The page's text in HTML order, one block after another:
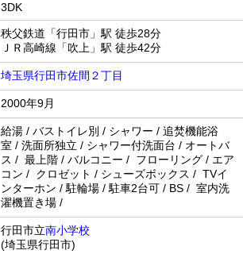
3DK
秩父鉄道「行田市」駅 徒歩28分
ＪＲ高崎線「吹上」駅 徒歩42分
埼玉県行田市佐間２丁目
2000年9月
給湯 / バストイレ別 / シャワー / 追焚機能浴
室 / 洗面所独立 / シャワー付洗面台 / オートバ
ス / 最上階 / バルコニー / フローリング / エア
コン / クロゼット / シューズボックス / TVイ
ンターホン / 駐輪場 / 駐車2台可 / BS / 室内洗
濯機置き場 /
行田市立南小学校
(埼玉県行田市)